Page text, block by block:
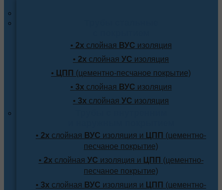
• 2х слойная ВУС изоляция
• 2х слойная УС изоляция
• ЦПП (цементно-песчаное покрытие)
• 3х слойная ВУС изоляция
• 3х слойная УС изоляция
• 2х слойная ВУС изоляция и ЦПП (цементно-
песчаное покрытие)
• 2х слойная УС изоляция и ЦПП (цементно-
песчаное покрытие)
• 3х слойная ВУС изоляция и ЦПП (цементно-